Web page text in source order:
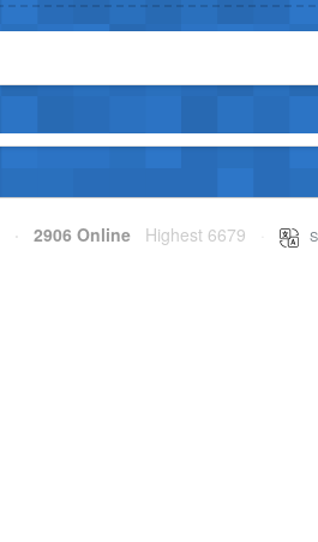
· 2906 Online Highest 6679